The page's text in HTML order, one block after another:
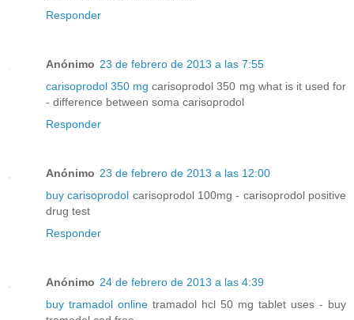
Responder
Anónimo 23 de febrero de 2013 a las 7:55
carisoprodol 350 mg carisoprodol 350 mg what is it used for
- difference between soma carisoprodol
Responder
Anónimo 23 de febrero de 2013 a las 12:00
buy carisoprodol carisoprodol 100mg - carisoprodol positive
drug test
Responder
Anónimo 24 de febrero de 2013 a las 4:39
buy tramadol online tramadol hcl 50 mg tablet uses - buy